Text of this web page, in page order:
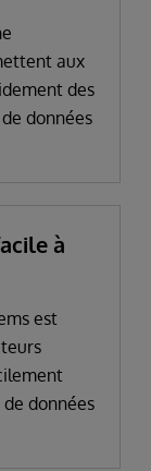
aux
des
données
à
est
données